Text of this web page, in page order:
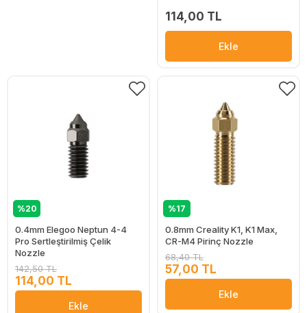
114,00 TL
Ekle
%20
0.4mm Elegoo Neptun 4-4
Pro Sertleştirilmiş Çelik
Nozzle
142,50 TL
114,00 TL
Ekle
%17
0.8mm Creality K1, K1 Max,
CR-M4 Pirinç Nozzle
68,40 TL
57,00 TL
Ekle